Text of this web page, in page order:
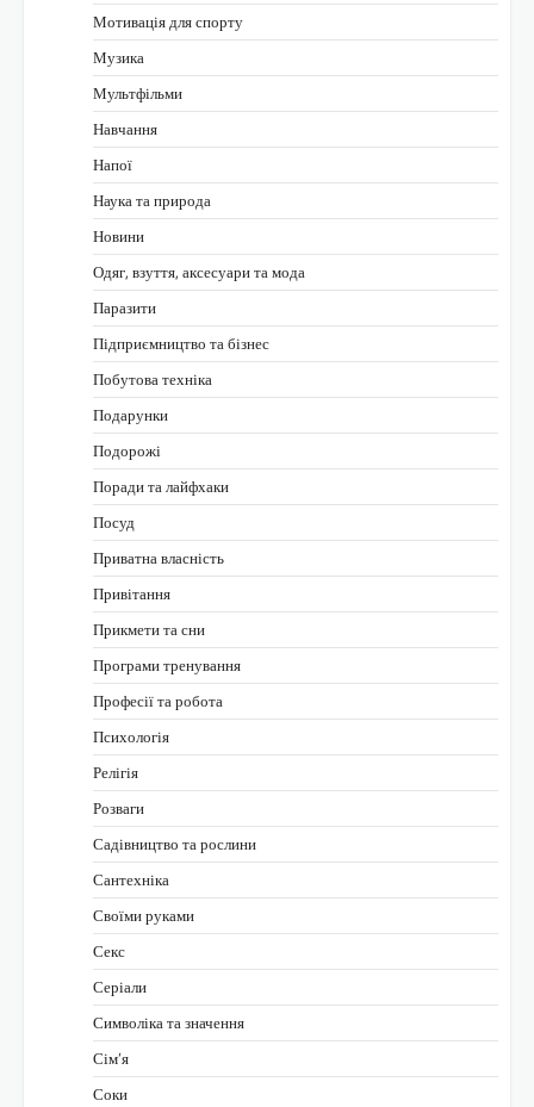
Мотивація для спорту
Музика
Мультфільми
Навчання
Напої
Наука та природа
Новини
Одяг, взуття, аксесуари та мода
Паразити
Підприємництво та бізнес
Побутова техніка
Подарунки
Подорожі
Поради та лайфхаки
Посуд
Приватна власність
Привітання
Прикмети та сни
Програми тренування
Професії та робота
Психологія
Релігія
Розваги
Садівництво та рослини
Сантехніка
Своїми руками
Секс
Серіали
Символіка та значення
Сім’я
Соки